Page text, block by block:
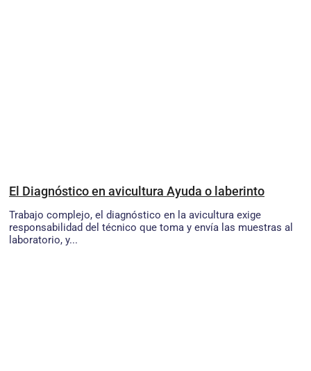
El Diagnóstico en avicultura Ayuda o laberinto
Trabajo complejo, el diagnóstico en la avicultura exige
responsabilidad del técnico que toma y envía las muestras al
laboratorio, y...